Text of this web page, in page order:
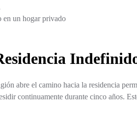
en un hogar privado
abre el camino hacia la residencia
continuamente durante cinco años.